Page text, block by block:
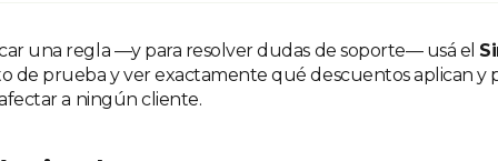
una regla —y para resolver dudas de soporte— usá el
de prueba y ver exactamente qué descuentos aplican y
a ningún cliente.